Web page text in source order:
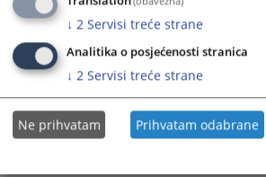
Prateći dokumenti
Program CEST FBIH 2020
16121PREGLEDA
↓ 2 Servisi treće strane
Analitika o posjećenosti stranica
↓ 2 Servisi treće strane
Ne prihvatam Prihvatam odabrane